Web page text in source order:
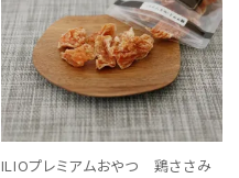
ILIOプレミアムおやつ 鶏ささみ